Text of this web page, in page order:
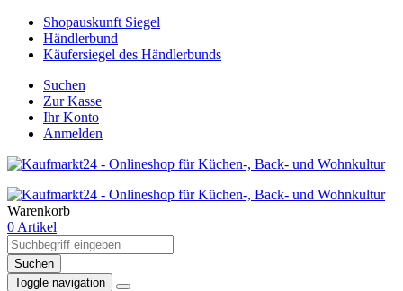
Shopauskunft Siegel
Händlerbund
Käufersiegel des Händlerbunds
Suchen
Zur Kasse
Ihr Konto
Anmelden
Warenkorb
0 Artikel
Suchen
Toggle navigation